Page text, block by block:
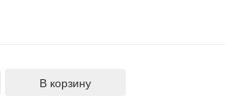
В корзину